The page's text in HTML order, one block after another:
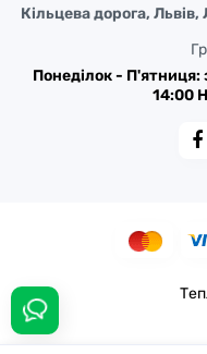
Кільцева дорога,
Понеділок - П'ятниця:
14:00